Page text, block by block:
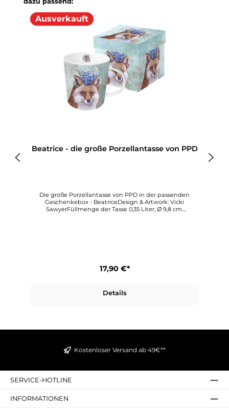
Ausverkauft
Beatrice - die große Porzellantasse von PPD
Die große Porzellantasse von PPD in der passenden
Geschenkebox - BeatriceDesign & Artwork: Vicki
SawyerFüllmenge der Tasse 0,35 Liter, Ø 9,8 cm.
17,90 €*
Details
Kostenloser Versand ab 49€**
SERVICE-HOTLINE
INFORMATIONEN